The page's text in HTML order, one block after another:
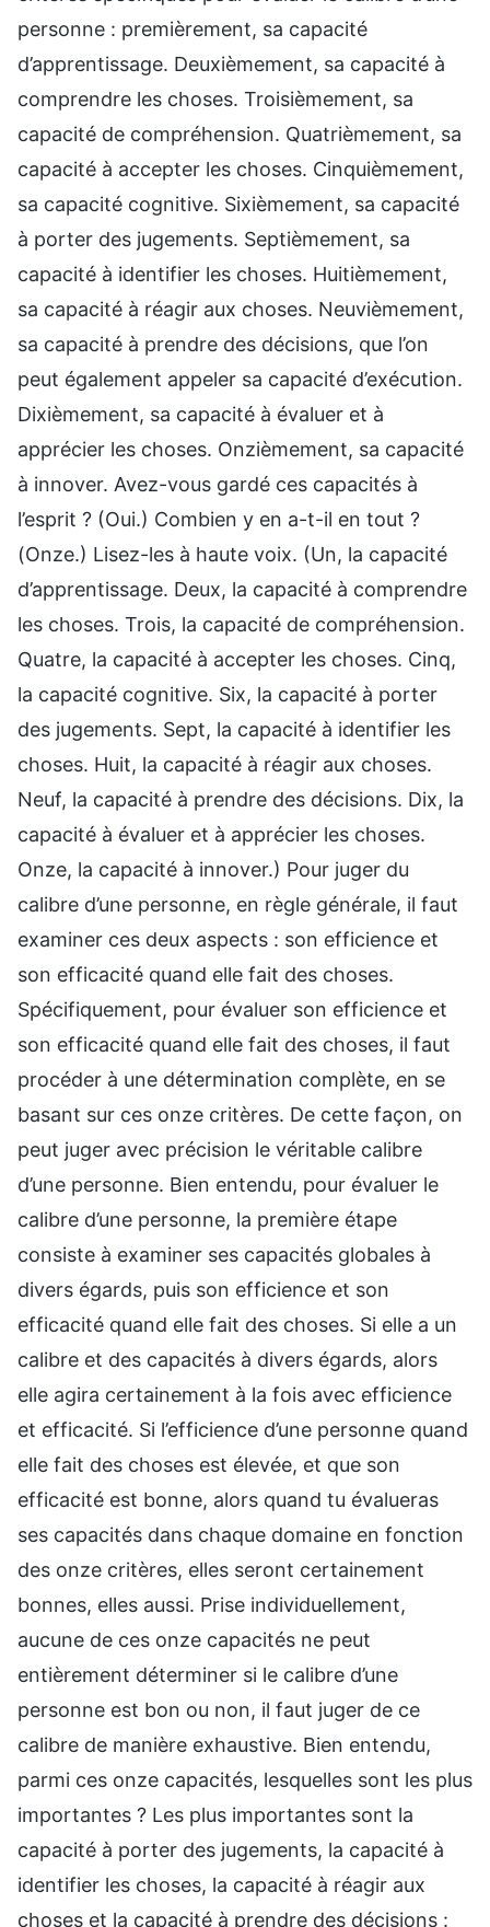
personne : premièrement, sa capacité
d’apprentissage. Deuxièmement, sa capacité à
comprendre les choses. Troisièmement, sa
capacité de compréhension. Quatrièmement, sa
capacité à accepter les choses. Cinquièmement,
sa capacité cognitive. Sixièmement, sa capacité
à porter des jugements. Septièmement, sa
capacité à identifier les choses. Huitièmement,
sa capacité à réagir aux choses. Neuvièmement,
sa capacité à prendre des décisions, que l’on
peut également appeler sa capacité d’exécution.
Dixièmement, sa capacité à évaluer et à
apprécier les choses. Onzièmement, sa capacité
à innover. Avez-vous gardé ces capacités à
l’esprit ? (Oui.) Combien y en a-t-il en tout ?
(Onze.) Lisez-les à haute voix. (Un, la capacité
d’apprentissage. Deux, la capacité à comprendre
les choses. Trois, la capacité de compréhension.
Quatre, la capacité à accepter les choses. Cinq,
la capacité cognitive. Six, la capacité à porter
des jugements. Sept, la capacité à identifier les
choses. Huit, la capacité à réagir aux choses.
Neuf, la capacité à prendre des décisions. Dix, la
capacité à évaluer et à apprécier les choses.
Onze, la capacité à innover.) Pour juger du
calibre d’une personne, en règle générale, il faut
examiner ces deux aspects : son efficience et
son efficacité quand elle fait des choses.
Spécifiquement, pour évaluer son efficience et
son efficacité quand elle fait des choses, il faut
procéder à une détermination complète, en se
basant sur ces onze critères. De cette façon, on
peut juger avec précision le véritable calibre
d’une personne. Bien entendu, pour évaluer le
calibre d’une personne, la première étape
consiste à examiner ses capacités globales à
divers égards, puis son efficience et son
efficacité quand elle fait des choses. Si elle a un
calibre et des capacités à divers égards, alors
elle agira certainement à la fois avec efficience
et efficacité. Si l’efficience d’une personne quand
elle fait des choses est élevée, et que son
efficacité est bonne, alors quand tu évalueras
ses capacités dans chaque domaine en fonction
des onze critères, elles seront certainement
bonnes, elles aussi. Prise individuellement,
aucune de ces onze capacités ne peut
entièrement déterminer si le calibre d’une
personne est bon ou non, il faut juger de ce
calibre de manière exhaustive. Bien entendu,
parmi ces onze capacités, lesquelles sont les plus
importantes ? Les plus importantes sont la
capacité à porter des jugements, la capacité à
identifier les choses, la capacité à réagir aux
choses et la capacité à prendre des décisions :